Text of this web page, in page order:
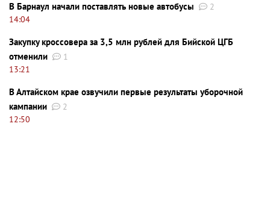
В Барнаул начали поставлять новые автобусы
2
14:04
Закупку кроссовера за 3,5 млн рублей для Бийской ЦГБ
отменили
1
13:21
В Алтайском крае озвучили первые результаты уборочной
кампании
2
12:50